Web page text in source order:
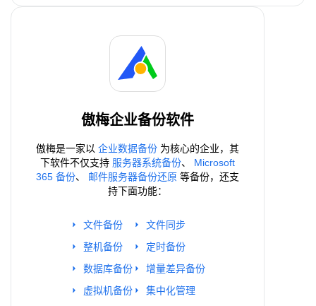
傲梅企业备份软件
傲梅是一家以 企业数据备份 为核心的企业，其
下软件不仅支持 服务器系统备份、 Microsoft
365 备份、 邮件服务器备份还原 等备份，还支
持下面功能：
文件备份
整机备份
数据库备份
虚拟机备份
文件同步
定时备份
增量差异备份
集中化管理